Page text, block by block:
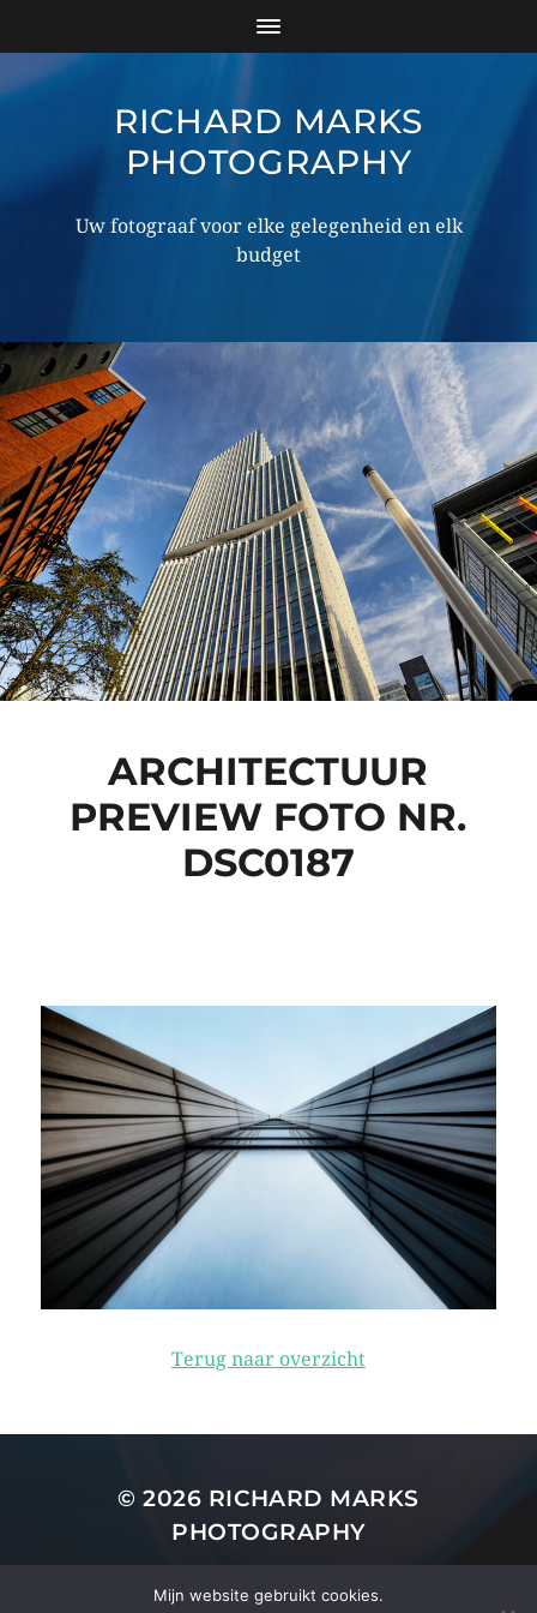
RICHARD MARKS
PHOTOGRAPHY
Uw fotograaf voor elke gelegenheid en elk
budget
ARCHITECTUUR
PREVIEW FOTO NR.
DSC0187
Terug naar overzicht
© 2026 RICHARD MARKS
PHOTOGRAPHY
THEMA DOOR ANDERS NORÉN
Mijn website gebruikt cookies.